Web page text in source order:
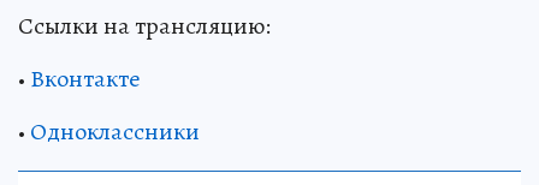
Ссылки на трансляцию:
• Вконтакте
• Одноклассники